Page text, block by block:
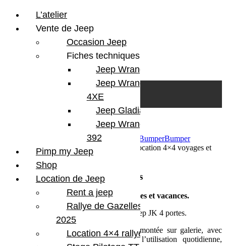
Par Martial BumperOffroad BumperBumper
OffRoad|Jeep Commentaires fermés
sur Location 4×4 voyages et
Location 4×4 voyages et vacances
Location de tente de toit pour vos
voyages et vacances.
Deux versions sont disponibles pour les Jeep JK 4 portes.
tente de toit Front Runner, montée sur galerie, avec
échelle et haut-vent. Pratique à l’utilisation quotidienne,
L’atelier
Vente de Jeep
Occasion Jeep
Fiches techniques
Jeep Wrangler JL
Jeep Wrangler
4XE
Jeep Gladiator
Jeep Wrangler V8
392
Pimp my Jeep
Shop
Location de Jeep
Rent a jeep
Rallye de Gazelles
2025
Location 4×4 rallye